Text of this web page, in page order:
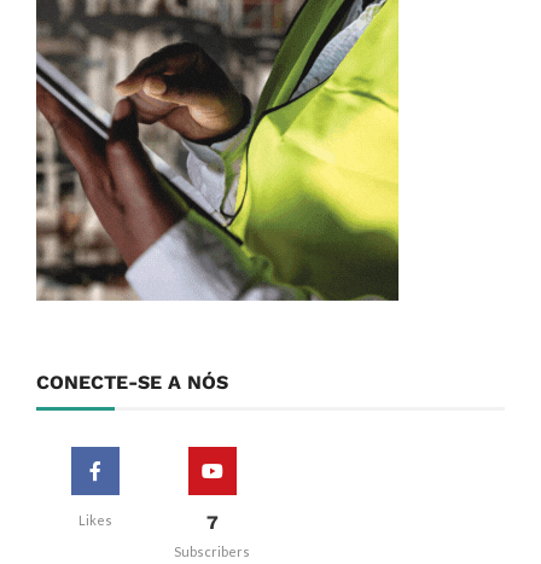
CONECTE-SE A NÓS
Likes 7
Subscribers